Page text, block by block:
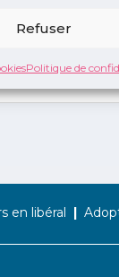
Refuser
Politique de
en libéral